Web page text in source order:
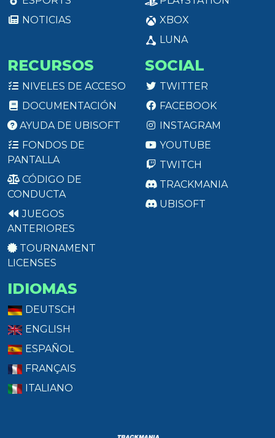
NOTICIAS
XBOX
LUNA
RECURSOS
NIVELES DE ACCESO
DOCUMENTACIÓN
AYUDA DE UBISOFT
FONDOS DE
PANTALLA
CÓDIGO DE
CONDUCTA
JUEGOS
ANTERIORES
TOURNAMENT
LICENSES
SOCIAL
TWITTER
FACEBOOK
INSTAGRAM
YOUTUBE
TWITCH
TRACKMANIA
UBISOFT
IDIOMAS
DEUTSCH
ENGLISH
ESPAÑOL
FRANÇAIS
ITALIANO